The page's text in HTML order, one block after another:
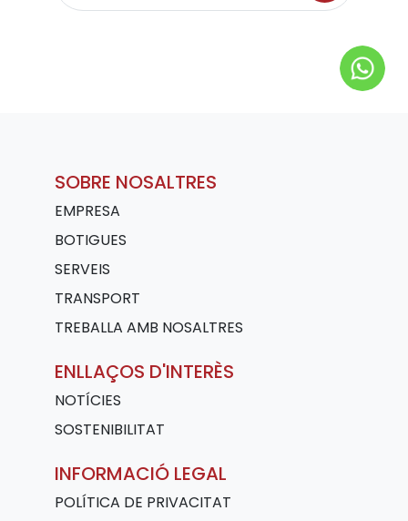
SOBRE NOSALTRES
EMPRESA
BOTIGUES
SERVEIS
TRANSPORT
TREBALLA AMB NOSALTRES
ENLLAÇOS D'INTERÈS
NOTÍCIES
SOSTENIBILITAT
INFORMACIÓ LEGAL
POLÍTICA DE PRIVACITAT